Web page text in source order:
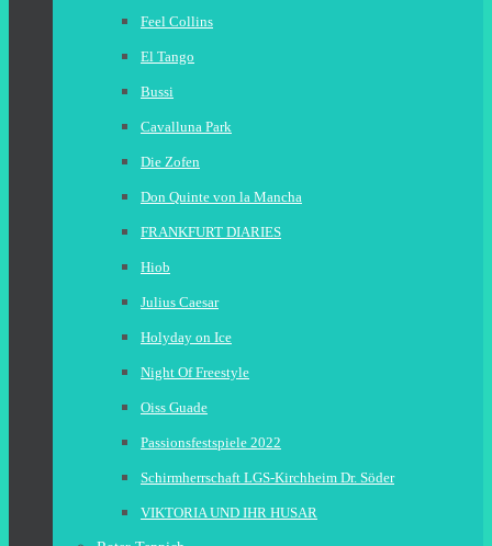
Feel Collins
El Tango
Bussi
Cavalluna Park
Die Zofen
Don Quinte von la Mancha
FRANKFURT DIARIES
Hiob
Julius Caesar
Holyday on Ice
Night Of Freestyle
Oiss Guade
Passionsfestspiele 2022
Schirmherrschaft LGS-Kirchheim Dr. Söder
VIKTORIA UND IHR HUSAR